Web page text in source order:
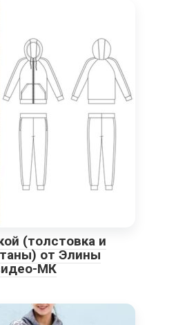
(толстовка и
от Элины
МК